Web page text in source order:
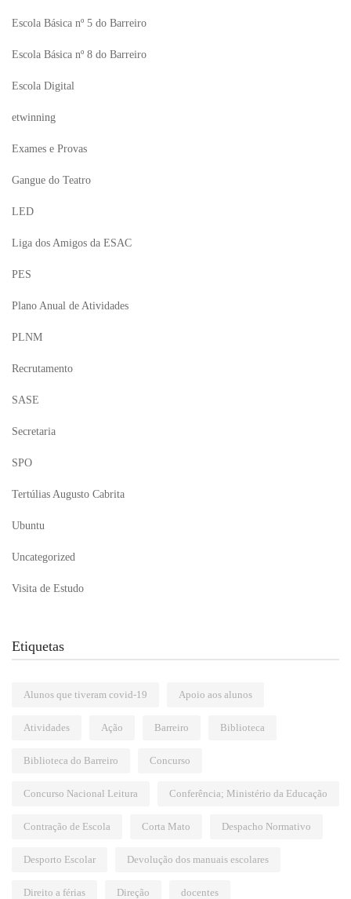
Escola Básica nº 5 do Barreiro
Escola Básica nº 8 do Barreiro
Escola Digital
etwinning
Exames e Provas
Gangue do Teatro
LED
Liga dos Amigos da ESAC
PES
Plano Anual de Atividades
PLNM
Recrutamento
SASE
Secretaria
SPO
Tertúlias Augusto Cabrita
Ubuntu
Uncategorized
Visita de Estudo
Etiquetas
Alunos que tiveram covid-19 Apoio aos alunos
Atividades Ação Barreiro Biblioteca
Biblioteca do Barreiro Concurso
Concurso Nacional Leitura Conferência; Ministério da Educação
Contração de Escola Corta Mato Despacho Normativo
Desporto Escolar Devolução dos manuais escolares
Direito a férias Direção docentes